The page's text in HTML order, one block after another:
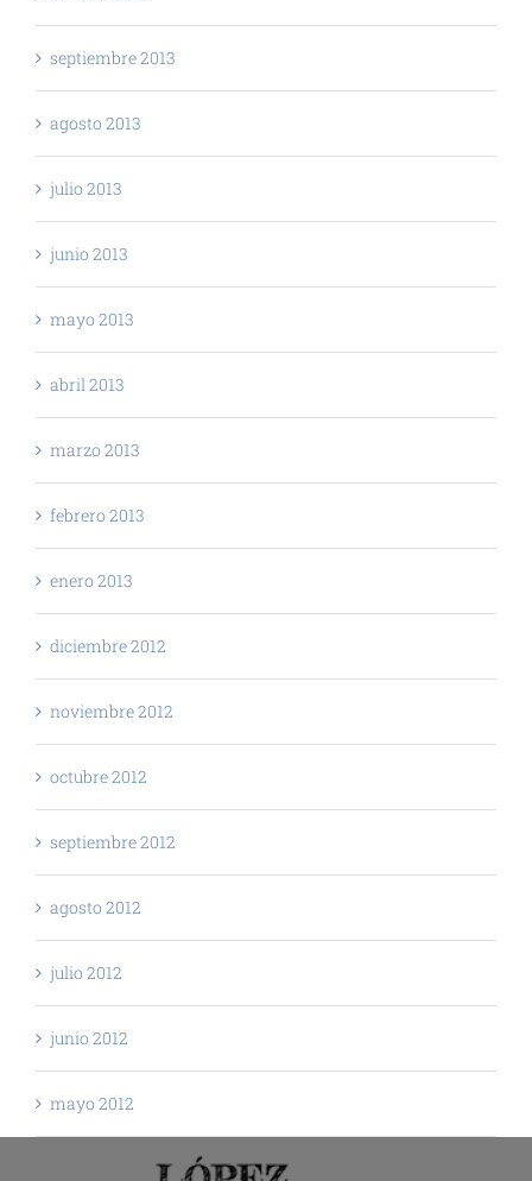
septiembre 2013
agosto 2013
julio 2013
junio 2013
mayo 2013
abril 2013
marzo 2013
febrero 2013
enero 2013
diciembre 2012
noviembre 2012
octubre 2012
septiembre 2012
agosto 2012
julio 2012
junio 2012
mayo 2012